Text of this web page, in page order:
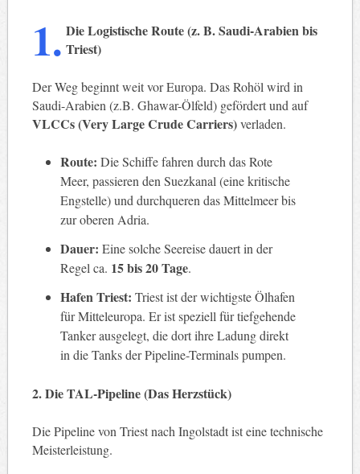
1. Die Logistische Route (z. B. Saudi-Arabien bis
Triest)
Der Weg beginnt weit vor Europa. Das Rohöl wird in
Saudi-Arabien (z.B. Ghawar-Ölfeld) gefördert und auf
VLCCs (Very Large Crude Carriers)verladen.
Route: Die Schiffe fahren durch das Rote
Meer, passieren den Suezkanal (eine kritische
Engstelle) und durchqueren das Mittelmeer bis
zur oberen Adria.
Dauer: Eine solche Seereise dauert in der
Regel ca. 15 bis 20 Tage.
Hafen Triest: Triest ist der wichtigste Ölhafen
für Mitteleuropa. Er ist speziell für tiefgehende
Tanker ausgelegt, die dort ihre Ladung direkt
in die Tanks der Pipeline-Terminals pumpen.
2. Die TAL-Pipeline (Das Herzstück)
Die Pipeline von Triest nach Ingolstadt ist eine technische
Meisterleistung.